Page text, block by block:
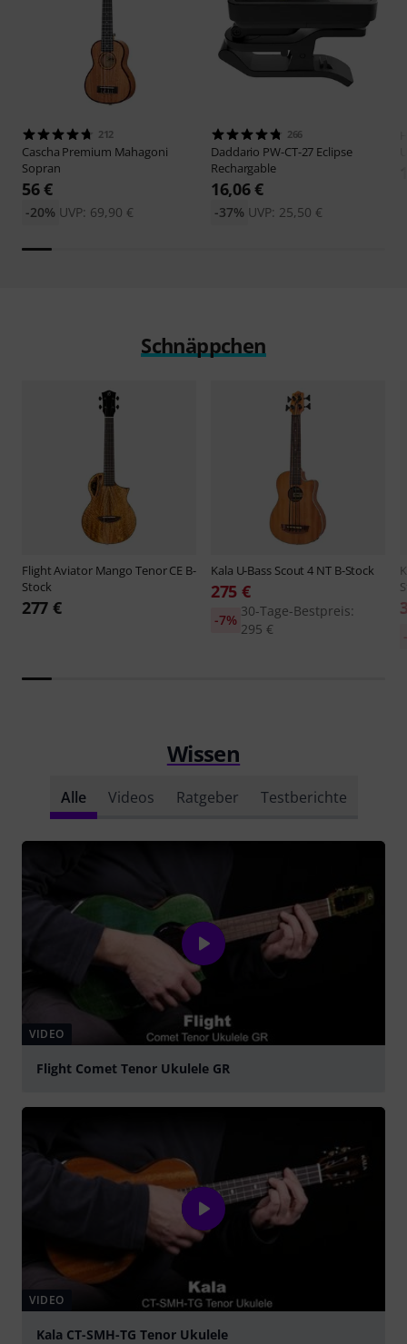
212
Cascha Premium Mahagoni
Sopran
56 €
UVP: 69,90 €
-20%
266
Daddario PW-CT-27 Eclipse
Rechargable
16,06 €
UVP: 25,50 €
-37%
Schnäppchen
FlightAviator Mango Tenor CE B-
Stock
277 €
Kala U-Bass Scout 4 NT B-Stock
275 €
30-Tage-Bestpreis:
295 €
-7%
Wissen
Alle Videos Ratgeber Testberichte
VIDEO
Flight Comet Tenor Ukulele GR
VIDEO
Kala CT-SMH-TG Tenor Ukulele